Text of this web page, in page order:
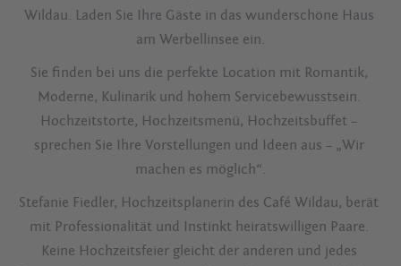
Wildau. Laden Sie Ihre Gäste in das wunderschöne Haus
am Werbellinsee ein.
Sie finden bei uns die perfekte Location mit Romantik,
Moderne, Kulinarik und hohem Servicebewusstsein.
Hochzeitstorte, Hochzeitsmenü, Hochzeitsbuffet –
sprechen Sie Ihre Vorstellungen und Ideen aus – „Wir
machen es möglich“.
Stefanie Fiedler, Hochzeitsplanerin des Café Wildau, berät
mit Professionalität und Instinkt heiratswilligen Paare.
Keine Hochzeitsfeier gleicht der anderen und jedes